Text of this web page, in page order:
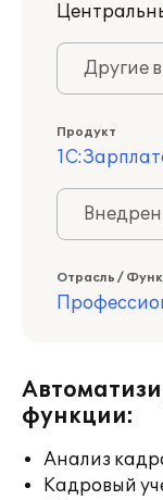
Другие
Продукт
Отрасль /
функции:
Анализ
Кадровый